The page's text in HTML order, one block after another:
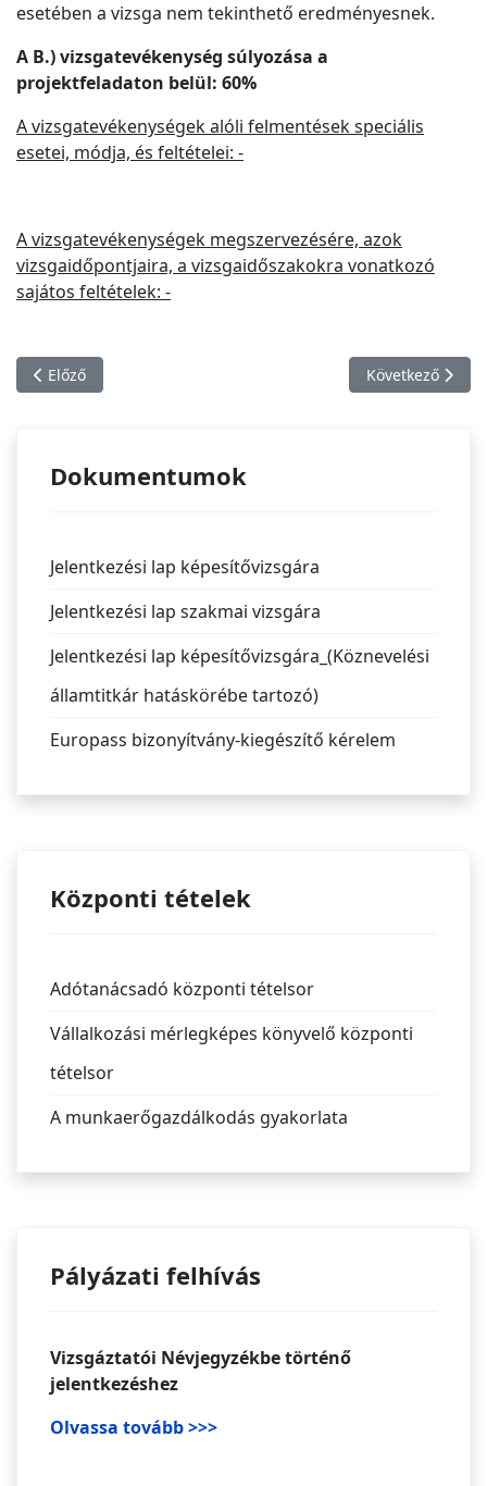
esetében a vizsga nem tekinthető eredményesnek.
A B.) vizsgatevékenység súlyozása a
projektfeladaton belül: 60%
A vizsgatevékenységek alóli felmentések speciális
esetei, módja, és feltételei: -
A vizsgatevékenységek megszervezésére, azok
vizsgaidőpontjaira, a vizsgaidőszakokra vonatkozó
sajátos feltételek: -
Előző cikk: Műtárgybecsüs 04164004 képesítővizsga
Előző Következő cikk:
Következő
Dokumentumok
Jelentkezési lap képesítővizsgára
Jelentkezési lap szakmai vizsgára
Jelentkezési lap képesítővizsgára_(Köznevelési
államtitkár hatáskörébe tartozó)
Europass bizonyítvány-kiegészítő kérelem
Központi tételek
Adótanácsadó központi tételsor
Vállalkozási mérlegképes könyvelő központi
tételsor
A munkaerőgazdálkodás gyakorlata
Pályázati felhívás
Vizsgáztatói Névjegyzékbe történő
jelentkezéshez
Olvassa tovább >>>